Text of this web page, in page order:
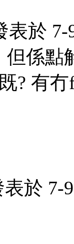
表於 7-
但係點
? 有冇
於 7-